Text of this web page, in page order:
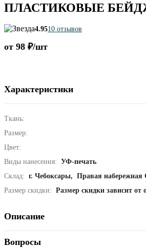
ПЛАСТИКОВЫЕ
4.9510 отзывов
от 98 ₽/шт
Характеристики
Ткань:
Размер:
Цвет:
Виды нанесения: УФ-печать
Склад: г. Чебоксары, Правая набережная
Размер скидки: Размер скидки зависит от
Описание
Вопросы